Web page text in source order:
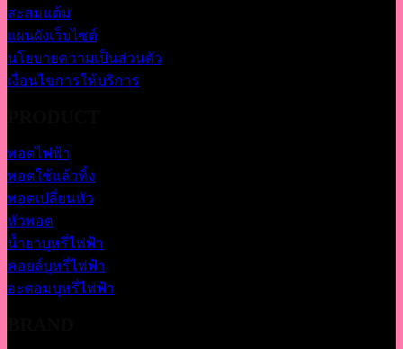
สะสมแต้ม
แผนผังเว็บไซต์
นโยบายความเป็นส่วนตัว
เงื่อนไขการให้บริการ
พอตไฟฟ้า
พอตใช้แล้วทิ้ง
พอตเปลี่ยนหัว
หัวพอต
น้ำยาบุหรี่ไฟฟ้า
คอยล์บุหรี่ไฟฟ้า
อะตอมบุหรี่ไฟฟ้า